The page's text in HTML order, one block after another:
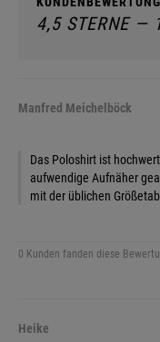
4,5 STERNE —
Manfred Meichelböck
Das Poloshirt ist
aufwendige Aufnäher
mit der üblichen
0 Kunden fanden diese
Heike